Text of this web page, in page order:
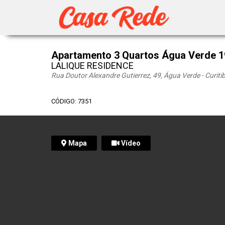
Apartamento 3 Quartos Água Verde
LALIQUE RESIDENCE
Rua Doutor Alexandre Gutierrez, 49, Água Verde -
CÓDIGO: 7351
Mapa Vídeo